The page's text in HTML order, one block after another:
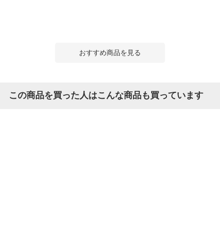
おすすめ商品を見る
この商品を買った人はこんな商品も買っています